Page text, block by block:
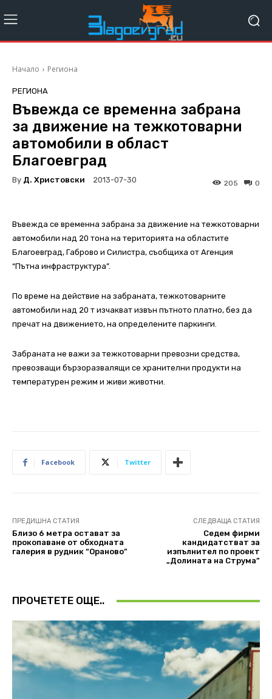
Начало Региона
РЕГИОНА
Въвежда се временна забрана
за движение на тежкотоварни
автомобили в oбласт
Благоевград
By Д. Христовски 2013-07-30 0
205
Въвежда се временна забрана за движение на тежкотоварни
автомобили над 20 тона на територията на областите
Благоевград, Габрово и Силистра, съобщиха от Агенция
“Пътна инфраструктура”.
По време на действие на забраната, тежкотоварните
автомобили над 20 т изчакват извън пътното платно, без да
пречат на движението, на определените паркинги.
Забраната не важи за тежкотоварни превозни средства,
превозващи бързоразвалящи се хранителни продукти на
температурен режим и живи животни.
Facebook Twitter
ПРЕДИШНА СТАТИЯ
Близо 6 метра остават за
прокопаване от обходната
галерия в рудник “Ораново”
СЛЕДВАЩА СТАТИЯ
Седем фирми
кандидатстват за
изпълнител по проект
„Долината на Струма”
ПРОЧЕТЕТЕ ОЩЕ..